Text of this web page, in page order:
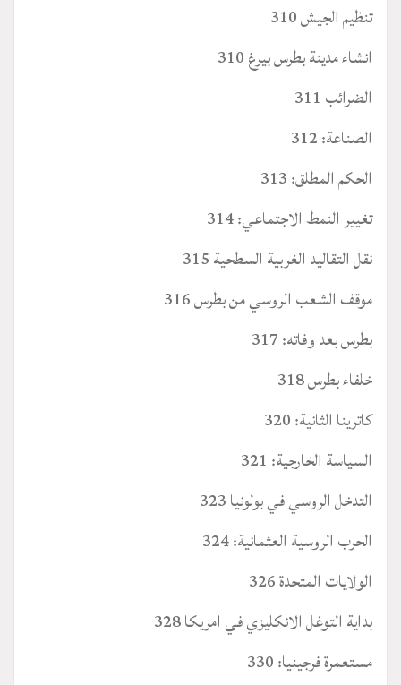
تنظيم الجيش 310
انشاء مدينة بطرس بيرغ 310
الضرائب 311
الصناعة: 312
الحكم المطلق: 313
تغيير النمط الاجتماعي: 314
نقل التقاليد الغربية السطحية 315
موقف الشعب الروسي من بطرس 316
بطرس بعد وفاته: 317
خلفاء بطرس 318
كاترينا الثانية: 320
السياسة الخارجية: 321
التدخل الروسي في بولونيا 323
الحرب الروسية العثمانية: 324
الولايات المتحدة 326
بداية التوغل الانكليزي في امريكا 328
مستعمرة فرجينيا: 330